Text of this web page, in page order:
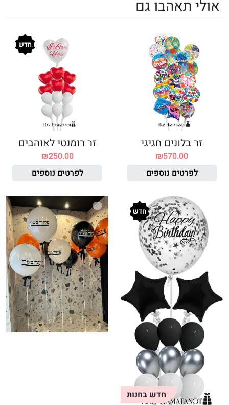
אולי תאהבו גם
זר בלונים חגיגי
₪570.00
לפרטים נוספים
חדש
זר רומנטי לאוהבים
₪250.00
לפרטים נוספים
חדש
חדש בחנות